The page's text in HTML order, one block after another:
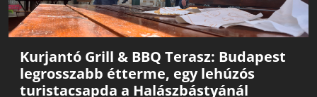
Kurjantó Grill & BBQ Terasz: Budapest
legrosszabb étterme, egy lehúzós
turistacsapda a Halászbástyánál